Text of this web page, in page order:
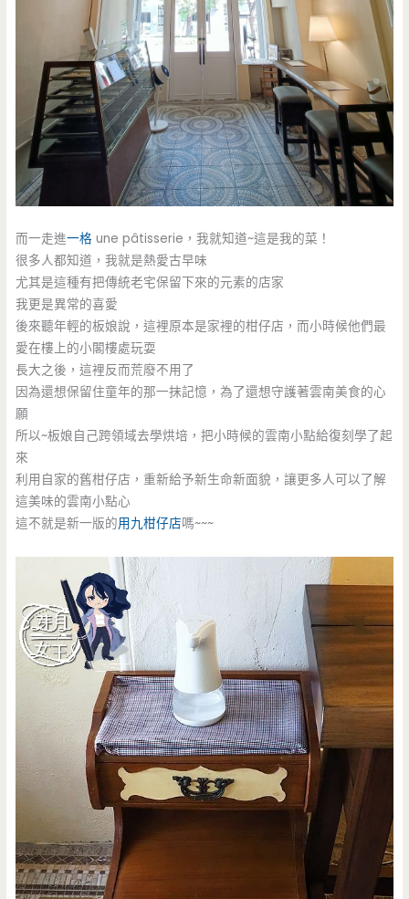
而一走進一格 une pâtisserie，我就知道~這是我的菜！
很多人都知道，我就是熱愛古早味
尤其是這種有把傳統老宅保留下來的元素的店家
我更是異常的喜愛
後來聽年輕的板娘說，這裡原本是家裡的柑仔店，而小時候他們最
愛在樓上的小閣樓處玩耍
長大之後，這裡反而荒廢不用了
因為還想保留住童年的那一抹記憶，為了還想守護著雲南美食的心
願
所以~板娘自己跨領域去學烘培，把小時候的雲南小點給復刻學了起
來
利用自家的舊柑仔店，重新給予新生命新面貌，讓更多人可以了解
這美味的雲南小點心
這不就是新一版的用九柑仔店嗎~~~